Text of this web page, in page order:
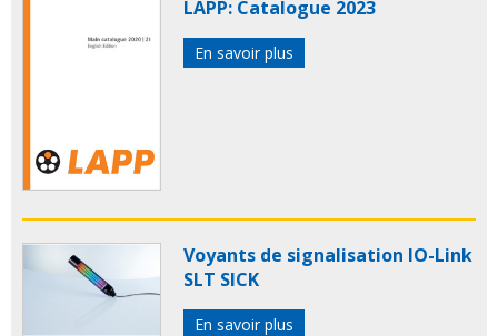
LAPP: Catalogue 2023
En savoir plus
Voyants de signalisation IO-Link
SLT SICK
En savoir plus